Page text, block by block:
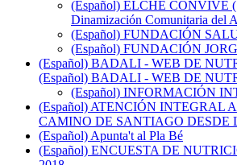
(Español) ELCHE CONVIVE
Dinamización Comunitaria del
(Español) FUNDACIÓN
(Español) FUNDACIÓN
(Español) BADALI - WEB DE
(Español) BADALI - WEB DE
(Español) INFORMACIÓN
(Español) ATENCIÓN INTEGRAL
CAMINO DE SANTIAGO DESDE
(Español) Apunta't al Pla Bé
(Español) ENCUESTA DE